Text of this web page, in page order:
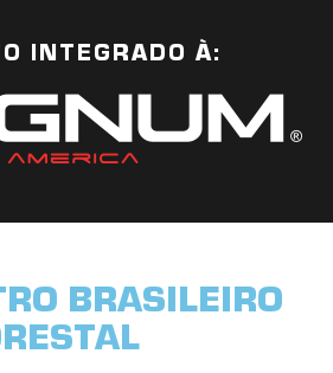
INTEGRADO À:
BRASILEIRO